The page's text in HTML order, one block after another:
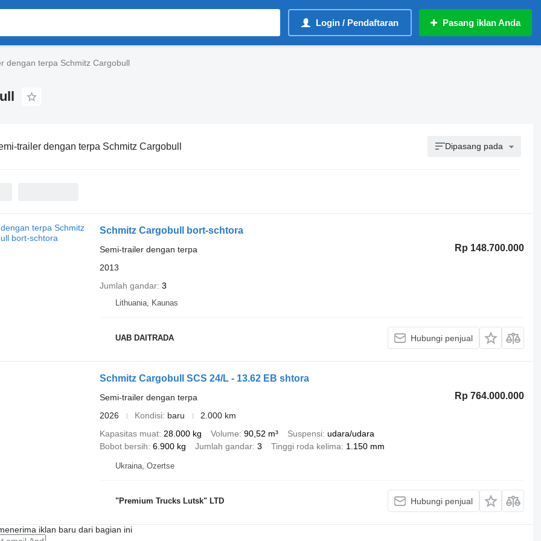
Login / Pendaftaran Pasang iklan Anda
dengan terpa Schmitz Cargobull
trailer dengan terpa Schmitz Cargobull Dipasang pada
Schmitz Cargobull bort-schtora
Rp 148.700.000
Semi-trailer dengan terpa
2013
Jumlah gandar 3
Lithuania, Kaunas
UAB DAITRADA Hubungi penjual
Schmitz Cargobull SCS 24/L - 13.62 EB shtora
Rp 764.000.000
Semi-trailer dengan terpa
2026
Kondisi baru
2.000 km
Kapasitas muat 28.000 kg Volume 90,52 m³ Suspensi udara/udara
Bobot bersih 6.900 kg Jumlah gandar 3 Tinggi roda kelima 1.150 mm
Ukraina, Ozertse
"Premium Trucks Lutsk" LTD Hubungi penjual
iklan baru dari bagian ini